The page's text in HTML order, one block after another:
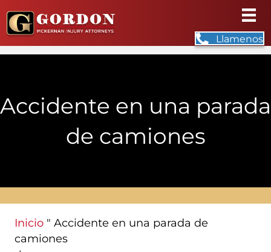
Llamenos
Accidente en una parada
de camiones
Inicio " Accidente en una parada de
camiones